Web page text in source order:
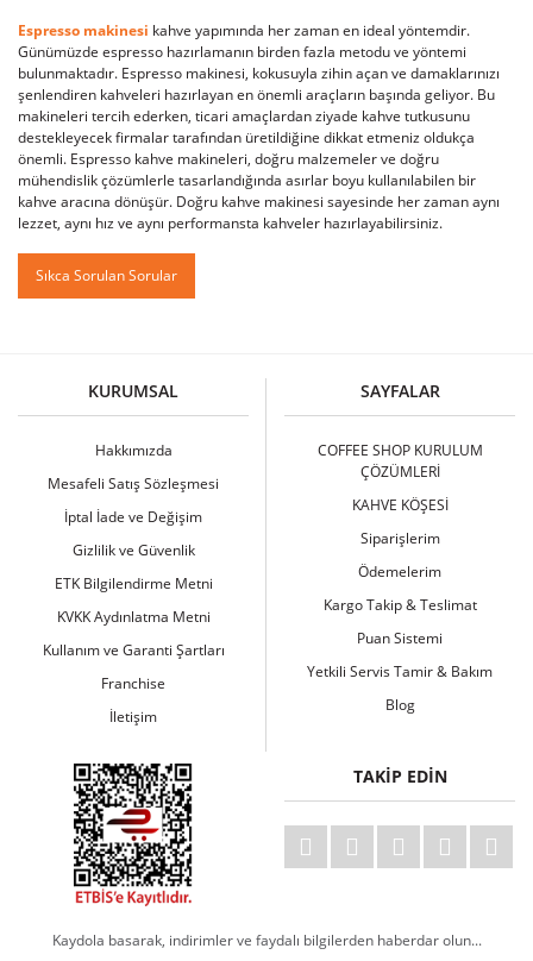
Espresso makinesi kahve yapımında her zaman en ideal yöntemdir.
Günümüzde espresso hazırlamanın birden fazla metodu ve yöntemi
bulunmaktadır. Espresso makinesi, kokusuyla zihin açan ve damaklarınızı
şenlendiren kahveleri hazırlayan en önemli araçların başında geliyor. Bu
makineleri tercih ederken, ticari amaçlardan ziyade kahve tutkusunu
destekleyecek firmalar tarafından üretildiğine dikkat etmeniz oldukça
önemli. Espresso kahve makineleri, doğru malzemeler ve doğru
mühendislik çözümlerle tasarlandığında asırlar boyu kullanılabilen bir
kahve aracına dönüşür. Doğru kahve makinesi sayesinde her zaman aynı
lezzet, aynı hız ve aynı performansta kahveler hazırlayabilirsiniz.
Sıkca Sorulan Sorular
KURUMSAL
Hakkımızda
Mesafeli Satış Sözleşmesi
İptal İade ve Değişim
Gizlilik ve Güvenlik
ETK Bilgilendirme Metni
KVKK Aydınlatma Metni
Kullanım ve Garanti Şartları
Franchise
İletişim
SAYFALAR
COFFEE SHOP KURULUM
ÇÖZÜMLERİ
KAHVE KÖŞESİ
Siparişlerim
Ödemelerim
Kargo Takip & Teslimat
Puan Sistemi
Yetkili Servis Tamir & Bakım
Blog
TAKİP EDİN
Kaydola basarak, indirimler ve faydalı bilgilerden haberdar olun...